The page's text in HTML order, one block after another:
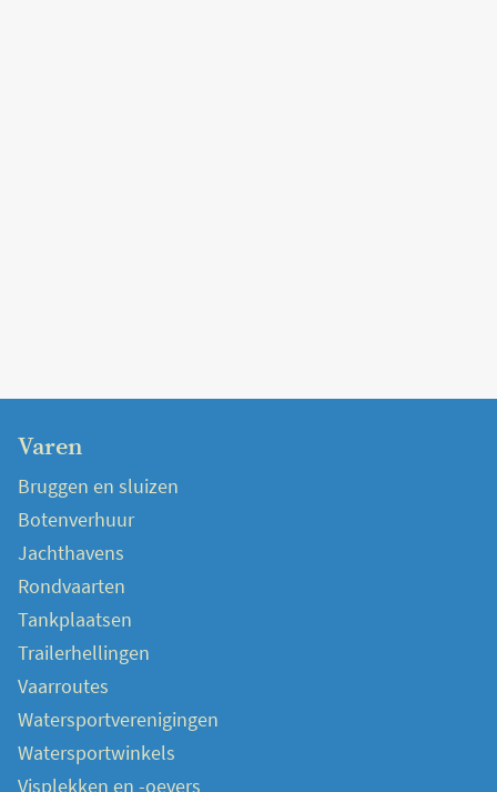
Varen
Bruggen en sluizen
Botenverhuur
Jachthavens
Rondvaarten
Tankplaatsen
Trailerhellingen
Vaarroutes
Watersportverenigingen
Watersportwinkels
Visplekken en -oevers